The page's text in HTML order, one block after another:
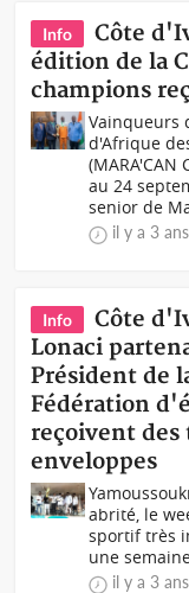
Info
Côte
édition de la
champions
Vainqueurs
d'Afrique
au 24
senior de
il y a 3 ans
Info
Côte
Lonaci
Président de
Fédération
reçoivent des
enveloppes
abrité, le
sportif très
une
il y a 3 ans